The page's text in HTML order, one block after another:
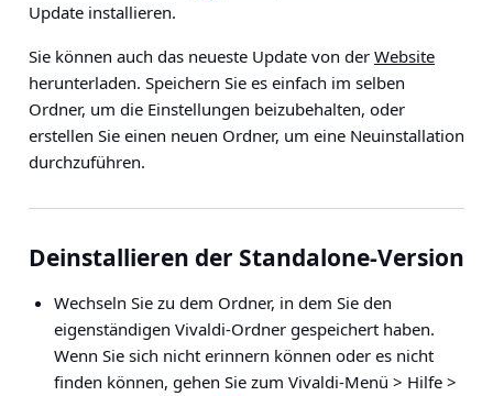
Update installieren.
Sie können auch das neueste Update von der Website
herunterladen. Speichern Sie es einfach im selben
Ordner, um die Einstellungen beizubehalten, oder
erstellen Sie einen neuen Ordner, um eine Neuinstallation
durchzuführen.
Deinstallieren der Standalone-Version
Wechseln Sie zu dem Ordner, in dem Sie den
eigenständigen Vivaldi-Ordner gespeichert haben.
Wenn Sie sich nicht erinnern können oder es nicht
finden können, gehen Sie zum Vivaldi-Menü > Hilfe >